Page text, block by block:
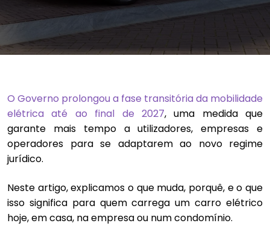
O Governo prolongou a fase transitória da mobilidade
elétrica até ao final de 2027, uma medida que
garante mais tempo a utilizadores, empresas e
operadores para se adaptarem ao novo regime
jurídico.
Neste artigo, explicamos o que muda, porquê, e o que
isso significa para quem carrega um carro elétrico
hoje, em casa, na empresa ou num condomínio.